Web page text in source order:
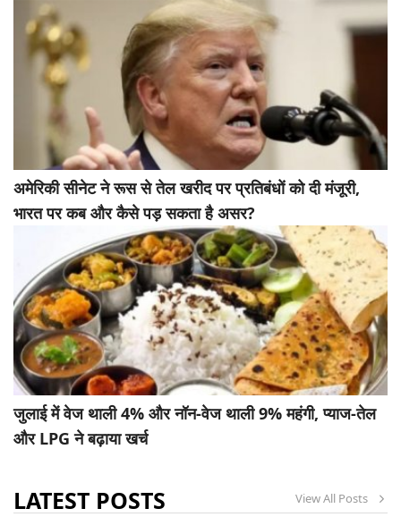
अमेरिकी सीनेट ने रूस से तेल खरीद पर प्रतिबंधों को दी मंजूरी,
भारत पर कब और कैसे पड़ सकता है असर?
जुलाई में वेज थाली 4% और नॉन-वेज थाली 9% महंगी, प्याज-तेल
और LPG ने बढ़ाया खर्च
LATEST POSTS View All Posts